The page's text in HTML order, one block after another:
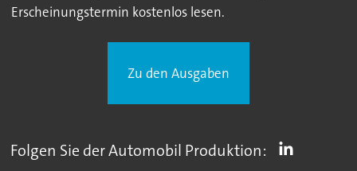
Erscheinungstermin kostenlos lesen.
Zu den Ausgaben
Folgen Sie der Automobil Produktion: